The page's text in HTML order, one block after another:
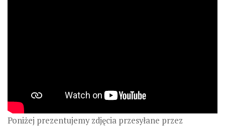
Poniżej prezentujemy zdjęcia przesyłane przez